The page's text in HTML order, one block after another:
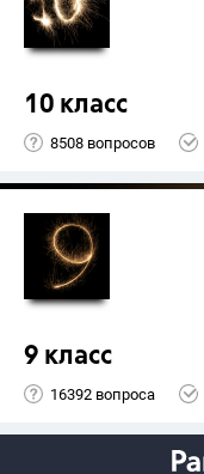
10 класс
8508 вопросов
9 класс
16392 вопроса